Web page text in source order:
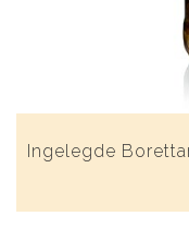
Ingelegde